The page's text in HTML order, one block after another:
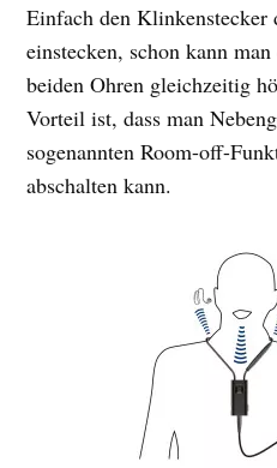
Einfach den Klinkenstecker
einstecken, schon kann
beiden Ohren gleichzeitig
Vorteil ist, dass man
sogenannten Room-off-
abschalten kann.